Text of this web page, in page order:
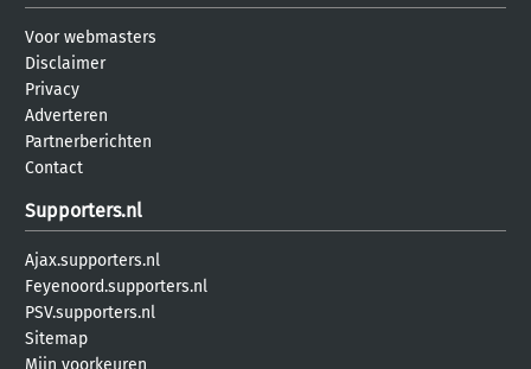
Voor webmasters
Disclaimer
Privacy
Adverteren
Partnerberichten
Contact
Supporters.nl
Ajax.supporters.nl
Feyenoord.supporters.nl
PSV.supporters.nl
Sitemap
Mijn voorkeuren